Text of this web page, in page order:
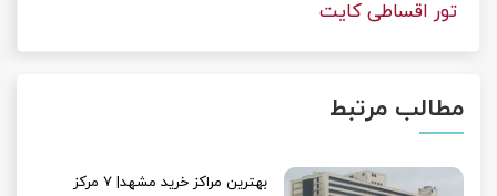
تور اقساطی کایت
مطالب مرتبط
بهترین مراکز خرید مشهد| 7 مرکز